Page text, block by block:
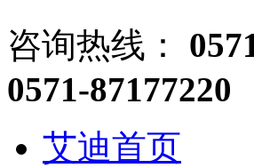
咨询热线：
0571-87177220
艾迪首页